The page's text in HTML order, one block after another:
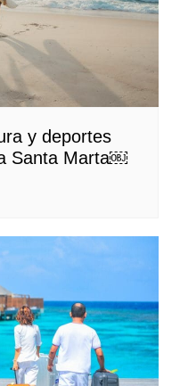
y deportes
Santa Marta￼